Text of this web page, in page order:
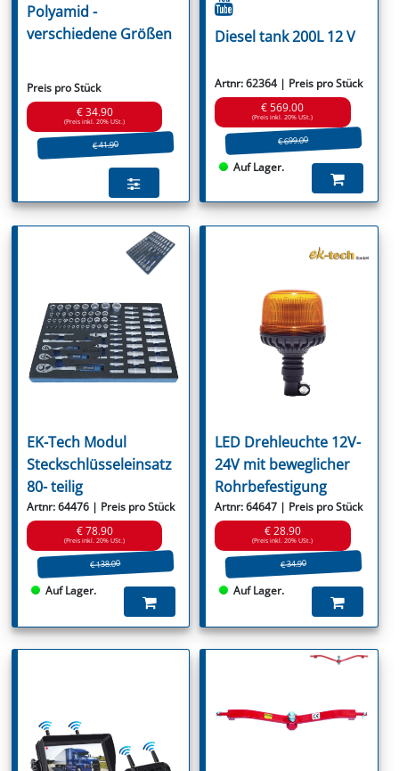
Polyamid -
verschiedene Größen
Preis pro Stück
€ 34.90
(Preis inkl. 20% USt.)
€ 41.90
Diesel tank 200L 12 V
Artnr: 62364 | Preis pro Stück
€ 569.00
(Preis inkl. 20% USt.)
€ 699.00
Auf Lager.
EK-Tech Modul
Steckschlüsseleinsatz
80- teilig
Artnr: 64476 | Preis pro Stück
€ 78.90
(Preis inkl. 20% USt.)
€ 138.00
Auf Lager.
LED Drehleuchte 12V-
24V mit beweglicher
Rohrbefestigung
Artnr: 64647 | Preis pro Stück
€ 28.90
(Preis inkl. 20% USt.)
€ 34.90
Auf Lager.